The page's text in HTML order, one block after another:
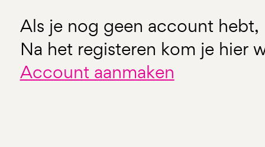
Als je nog geen account hebt,
Na het registeren kom je hier
Account aanmaken